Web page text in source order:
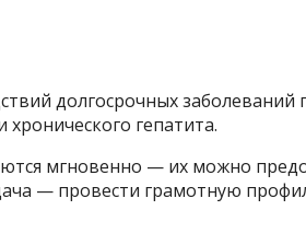
долгосрочных заболеваний
гепатита.
мгновенно — их можно
— провести грамотную